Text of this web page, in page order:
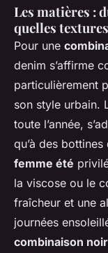
Les matières :
quelles
Pour une
denim s’affirme
particulièrement
son style urbain.
toute l’année,
qu’à des bottines
femme été
la viscose ou le
fraîcheur et une
journées
combinaison